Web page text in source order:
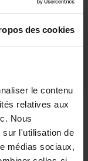
des cookies
le contenu
relatives aux
Nous
sur l'utilisation de
médias sociaux,
SMS